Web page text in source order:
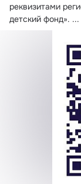
реквизитами
детский фонд». ...